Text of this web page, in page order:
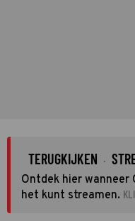
TERUGKIJKEN ·
Ontdek hier wanneer
het kunt streamen.